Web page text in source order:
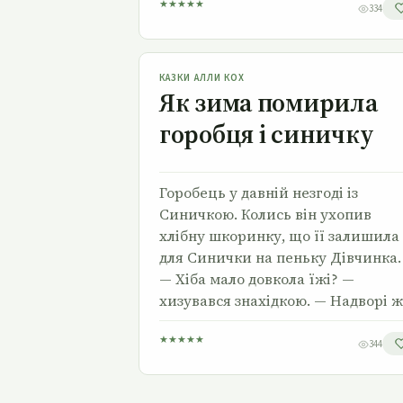
★★★★★ 334
Як зима помирила горобця і синичку
КАЗКИ АЛЛИ КОХ
Як зима помирила
горобця і синичку
Горобець у давній незгоді із
Синичкою. Колись він ухопив
хлібну шкоринку, що її залишила
для Синички на пеньку Дівчинка.
— Хіба мало довкола їжі? —
хизувався знахідкою. — Надворі
★★★★★ 344